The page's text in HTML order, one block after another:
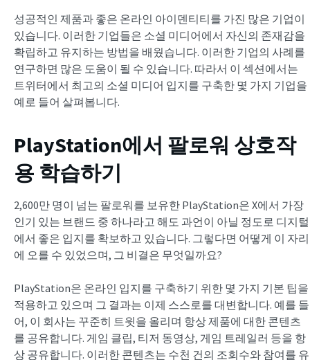
성공적인 제품과 좋은 온라인 아이덴티티를 가진 많은 기업이
있습니다. 이러한 기업들은 소셜 미디어에서 자신의 존재감을
확립하고 유지하는 방법을 배웠습니다. 이러한 기업의 사례를
연구하면 많은 도움이 될 수 있습니다. 따라서 이 섹션에서는
트위터에서 최고의 소셜 미디어 입지를 구축한 몇 가지 기업을
예로 들어 살펴봅니다.
PlayStation에서 팔로워 상호작
용 학습하기
2,600만 명이 넘는 팔로워를 보유한 PlayStation은 X에서 가장
인기 있는 브랜드 중 하나라고 해도 과언이 아닐 정도로 디지털
에서 좋은 입지를 확보하고 있습니다. 그렇다면 어떻게 이 자리
에 오를 수 있었으며, 그 비결은 무엇일까요?
PlayStation은 온라인 입지를 구축하기 위한 몇 가지 기본 팁을
적용하고 있으며 그 결과는 이제 스스로를 대변합니다. 예를 들
어, 이 회사는 꾸준히 트윗을 올리며 항상 제품에 대한 콘텐츠
를 공유합니다. 게임 클립, 티저 동영상, 게임 트레일러 등을 항
상 공유합니다. 이러한 콘텐츠는 수천 건의 조회수와 참여를 유